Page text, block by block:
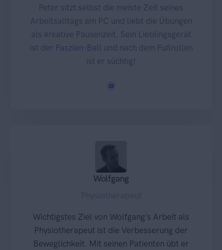
Peter sitzt selbst die meiste Zeit seines
Arbeitsalltags am PC und liebt die Übungen
als kreative Pausenzeit. Sein Lieblingsgerät
ist der Faszien-Ball und nach dem Fußrollen
ist er süchtig!
Wolfgang
Physiotherapeut
Wichtigstes Ziel von Wolfgang's Arbeit als
Physiotherapeut ist die Verbesserung der
Beweglichkeit. Mit seinen Patienten übt er